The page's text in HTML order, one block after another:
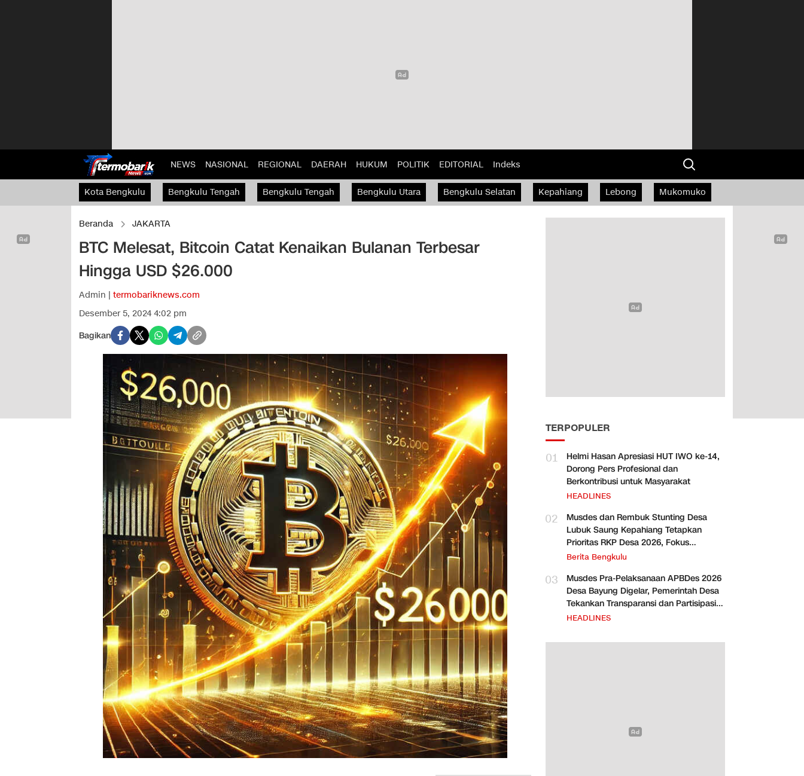
NEWS NASIONAL REGIONAL DAERAH HUKUM POLITIK EDITORIAL Indeks
Kota Bengkulu Bengkulu Tengah Bengkulu Tengah Bengkulu Utara Bengkulu Selatan Kepahiang Lebong Mukomuko
Beranda JAKARTA
BTC Melesat, Bitcoin Catat Kenaikan Bulanan Terbesar
Hingga USD $26.000
Admin | termobariknews.com
Desember 5, 2024 4:02 pm
Bagikan
TERPOPULER
01
Helmi Hasan Apresiasi HUT IWO ke-14,
Dorong Pers Profesional dan
Berkontribusi untuk Masyarakat
HEADLINES
02
Musdes dan Rembuk Stunting Desa
Lubuk Saung Kepahiang Tetapkan
Prioritas RKP Desa 2026, Fokus
Infrastruktur dan Penurunan Stunting
Berita Bengkulu
03
Musdes Pra-Pelaksanaan APBDes 2026
Desa Bayung Digelar, Pemerintah Desa
Tekankan Transparansi dan Partisipasi
Warga
HEADLINES